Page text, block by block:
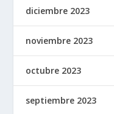
diciembre 2023
noviembre 2023
octubre 2023
septiembre 2023